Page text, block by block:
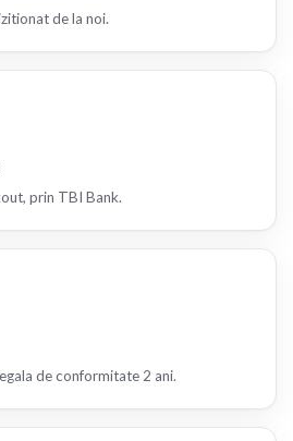
de la noi.
prin TBI Bank.
de conformitate 2 ani.